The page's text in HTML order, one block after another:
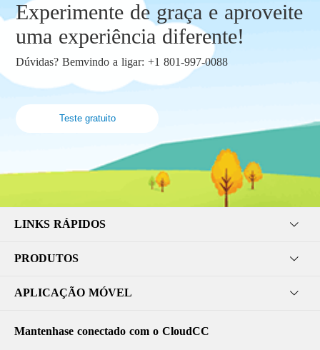
Experimente de graça e aproveite
uma experiência diferente!
Dúvidas? Bemvindo a ligar: +1 801-997-0088
Teste gratuito
LINKS RÁPIDOS
PRODUTOS
APLICAÇÃO MÓVEL
Mantenhase conectado com o CloudCC